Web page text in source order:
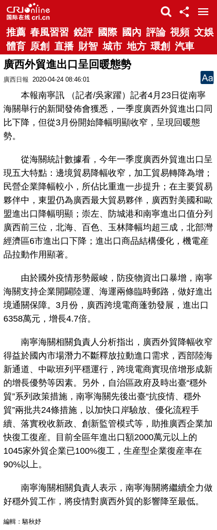
推薦 春風習習 銳評 國際 國內 評論 視頻 文娛
體育 原創 直播 財智 城市 地方 環創 汽車
廣西外貿進出口呈回暖態勢
廣西日報 2020-04-24 08:46:01
本報南寧訊 （記者/吳家躍）記者4月23日從南寧
海關舉行的新聞發佈會獲悉，一季度廣西外貿進出口同
比下降，但從3月份開始降幅明顯收窄，呈現回暖態
勢。
從海關統計數據看，今年一季度廣西外貿進出口呈
現五大特點：邊境貿易降幅收窄，加工貿易轉降為增；
民營企業降幅較小，所佔比重進一步提升；在主要貿易
夥伴中，東盟仍為廣西最大貿易夥伴，廣西對美國和歐
盟進出口降幅明顯；崇左、防城港和南寧進出口值分列
廣西前三位，北海、百色、玉林降幅均超三成，北部灣
經濟區6市進出口下降；進出口商品結構優化，機電産
品拉動作用顯著。
由於國外疫情形勢嚴峻，防疫物資出口暴增，南寧
海關支持企業開闢陸運、海運兩條臨時郵路，做好進出
境通關保障。3月份，廣西跨境電商蓬勃發展，進出口
6358萬元，增長4.7倍。
南寧海關相關負責人分析指出，廣西外貿降幅收窄
得益於國內市場潛力不斷釋放拉動進口需求，西部陸海
新通道、中歐班列平穩運行，跨境電商實現倍增形成新
的增長優勢等因素。另外，自治區政府及時出臺“穩外
貿”系列政策措施，南寧海關先後出臺“抗疫情、穩外
貿”兩批共24條措施，以加快口岸驗放、優化流程手
續、落實稅收新政、創新監管模式等，助推廣西企業加
快復工復産。目前全區年進出口額2000萬元以上的
1045家外貿企業已100%復工，生産型企業復産率在
90%以上。
南寧海關相關負責人表示，南寧海關將繼續全力做
好穩外貿工作，將疫情對廣西外貿的影響降至最低。
編輯：駱秋妤